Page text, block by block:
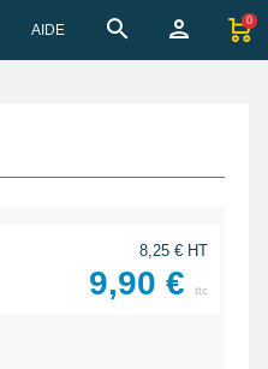
AIDE
0
8,25 € HT
9,90 € ttc